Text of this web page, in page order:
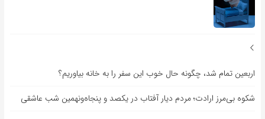
اربعین تمام شد، چگونه حال خوب این سفر را به خانه بیاوریم؟
شکوه بی‌مرز ارادت؛ مردم دیار آفتاب در یکصد و پنجاه‌ونهمین شب عاشقی